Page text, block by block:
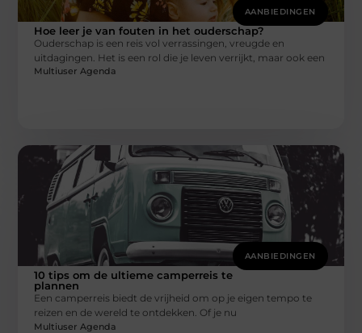
AANBIEDINGEN
Hoe leer je van fouten in het ouderschap?
Ouderschap is een reis vol verrassingen, vreugde en
uitdagingen. Het is een rol die je leven verrijkt, maar ook een
Multiuser Agenda
AANBIEDINGEN
10 tips om de ultieme camperreis te
plannen
Een camperreis biedt de vrijheid om op je eigen tempo te
reizen en de wereld te ontdekken. Of je nu
Multiuser Agenda